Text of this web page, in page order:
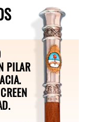
PILAR